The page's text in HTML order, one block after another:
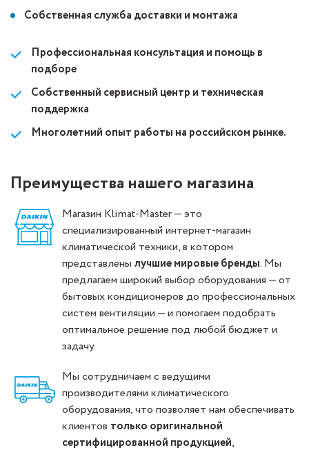
Собственная служба доставки и монтажа
Профессиональная консультация и помощь в
подборе
Собственный сервисный центр и техническая
поддержка
Многолетний опыт работы на российском рынке.
Преимущества нашего магазина
Магазин Klimat-Master — это
специализированный интернет-магазин
климатической техники, в котором
представлены лучшие мировые бренды. Мы
предлагаем широкий выбор оборудования — от
бытовых кондиционеров до профессиональных
систем вентиляции — и помогаем подобрать
оптимальное решение под любой бюджет и
задачу.
Мы сотрудничаем с ведущими
производителями климатического
оборудования, что позволяет нам обеспечивать
клиентов только оригинальной
сертифицированной продукцией,